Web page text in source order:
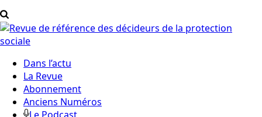
Dans l’actu
La Revue
Abonnement
Anciens Numéros